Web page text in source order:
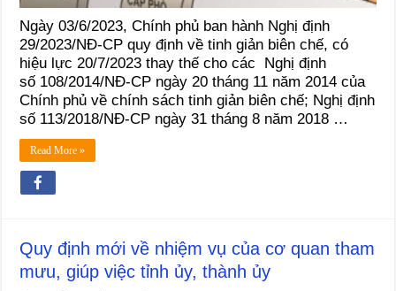
Ngày 03/6/2023, Chính phủ ban hành Nghị định
29/2023/NĐ-CP quy định về tinh giản biên chế, có
hiệu lực 20/7/2023 thay thế cho các Nghị định
số 108/2014/NĐ-CP ngày 20 tháng 11 năm 2014 của
Chính phủ về chính sách tinh giản biên chế; Nghị định
số 113/2018/NĐ-CP ngày 31 tháng 8 năm 2018 …
Read More »
Quy định mới về nhiệm vụ của cơ quan tham
mưu, giúp việc tỉnh ủy, thành ủy